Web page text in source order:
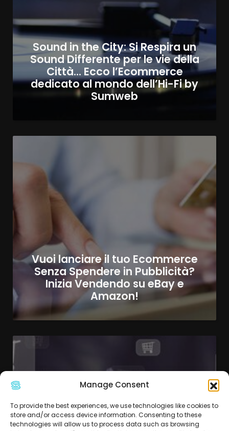
Manage Consent
To provide the best experiences, we use technologies like cookies to
store and/or access device information. Consenting to these
technologies will allow us to process data such as browsing
Sound in the City: Si Respira un
Sound Differente per le vie della
Città… Ecco l’Ecommerce
dedicato al mondo dell’Hi-Fi by
Sumweb
Vuoi lanciare il tuo Ecommerce
Senza Spendere in Pubblicità?
Inizia Vendendo su eBay e
Amazon!